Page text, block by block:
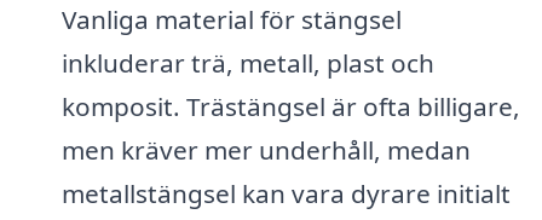
Vanliga material för stängsel
inkluderar trä, metall, plast och
komposit. Trästängsel är ofta billigare,
men kräver mer underhåll, medan
metallstängsel kan vara dyrare initialt